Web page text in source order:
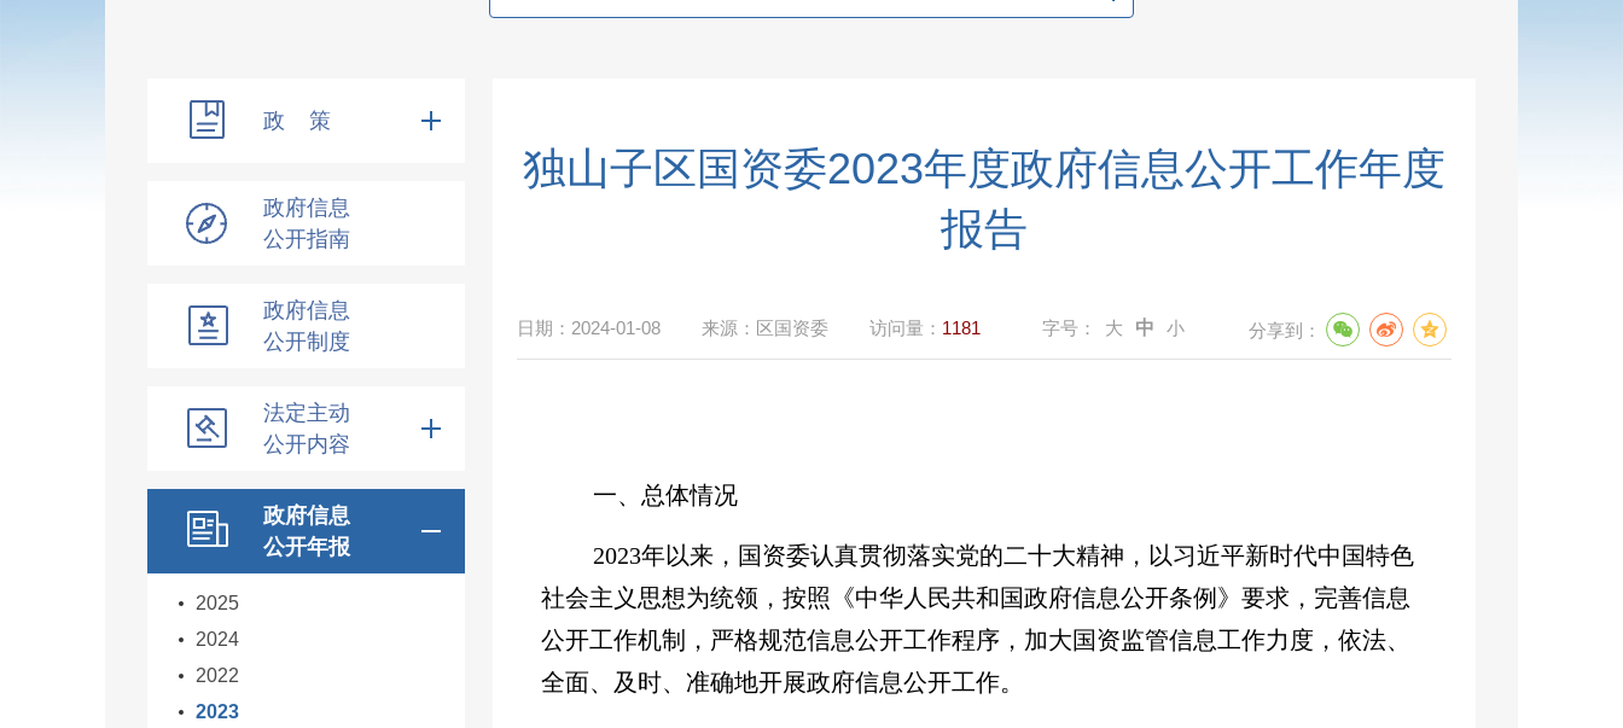
政 策
政府信息
公开指南
政府信息
公开制度
法定主动
公开内容
政府信息
公开年报
2025
2024
2022
2023
独山子区国资委2023年度政府信息公开工作年度
报告
日期： 2024-01-08 来源： 区国资委 访问量： 1181 字号： 大 中 小 分享到：
一、总体情况
2023年以来，国资委认真贯彻落实党的二十大精神，以习近平新时代中国特色
社会主义思想为统领，按照《中华人民共和国政府信息公开条例》要求，完善信息
公开工作机制，严格规范信息公开工作程序，加大国资监管信息工作力度，依法、
全面、 及时、准确地开展政府信息公开工作。